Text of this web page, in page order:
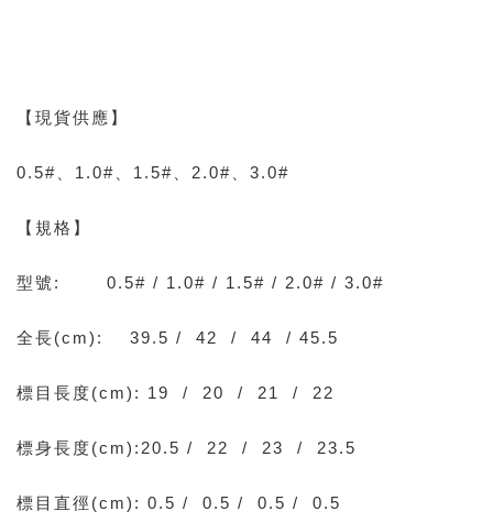
【現貨供應】
0.5#、1.0#、1.5#、2.0#、3.0#
【規格】
型號: 0.5# / 1.0# / 1.5# / 2.0# / 3.0#
全長(cm): 39.5 / 42 / 44 / 45.5
標目長度(cm): 19 / 20 / 21 / 22
標身長度(cm):20.5 / 22 / 23 / 23.5
標目直徑(cm): 0.5 / 0.5 / 0.5 / 0.5